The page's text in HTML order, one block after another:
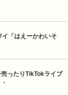
「はえーかわいそ
ったりTikTokライブ